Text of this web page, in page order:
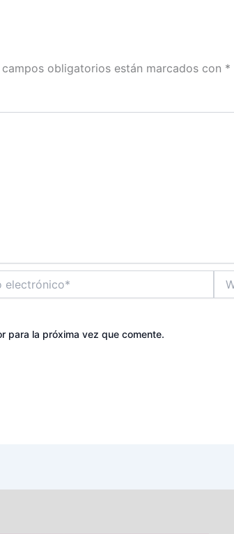
campos obligatorios están marcados con *
para la próxima vez que comente.